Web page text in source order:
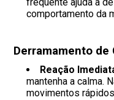
comportamento da
Derramamento de
Reação
mantenha a calma.
movimentos